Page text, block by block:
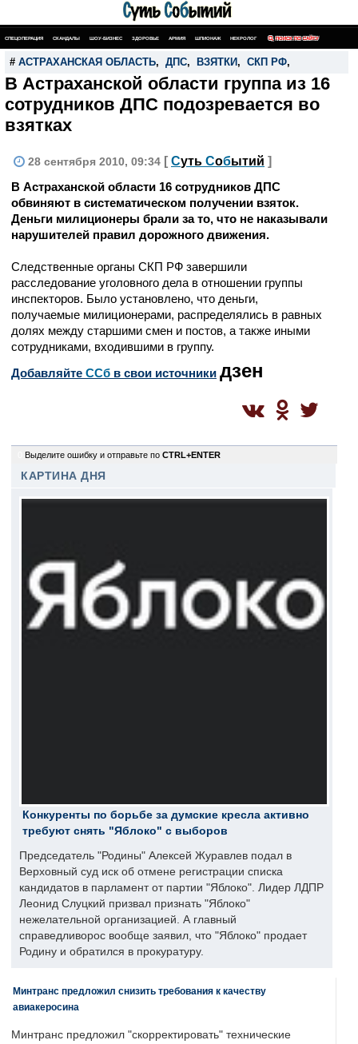
СПЕЦОПЕРАЦИЯ СКАНДАЛЫ ШОУ-БИЗНЕС ЗДОРОВЬЕ АРМИЯ ШПИОНАЖ НЕКРОЛОГ ПОИСК ПО САЙТУ
# АСТРАХАНСКАЯ ОБЛАСТЬ, ДПС, ВЗЯТКИ , СКП РФ,
В Астраханской области группа из 16
сотрудников ДПС подозревается во
взятках
28 сентября 2010, 09:34 [ Суть Событий ]
В Астраханской области 16 сотрудников ДПС
обвиняют в систематическом получении взяток.
Деньги милиционеры брали за то, что не наказывали
нарушителей правил дорожного движения.
Следственные органы СКП РФ завершили
расследование уголовного дела в отношении группы
инспекторов. Было установлено, что деньги,
получаемые милиционерами, распределялись в равных
долях между старшими смен и постов, а также иными
сотрудниками, входившими в группу.
Добавляйте CСб в свои источники дзен
Выделите ошибку и отправьте по CTRL+ENTER
КАРТИНА ДНЯ
Конкуренты по борьбе за думские кресла активно
требуют снять "Яблоко" с выборов
Председатель "Родины" Алексей Журавлев подал в
Верховный суд иск об отмене регистрации списка
кандидатов в парламент от партии "Яблоко". Лидер ЛДПР
Леонид Слуцкий призвал признать "Яблоко"
нежелательной организацией. А главный
справедливорос вообще заявил, что "Яблоко" продает
Родину и обратился в прокуратуру.
Минтранс предложил снизить требования к качеству
авиакеросина
Минтранс предложил "скорректировать" технические